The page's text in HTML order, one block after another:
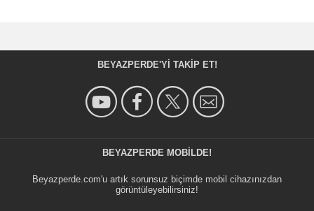
BEYAZPERDE'YI TAKIP ET!
BEYAZPERDE MOBILDE!
Beyazperde.com'u artık sorunsuz biçimde mobil cihazınızdan
görüntüleyebilirsiniz!